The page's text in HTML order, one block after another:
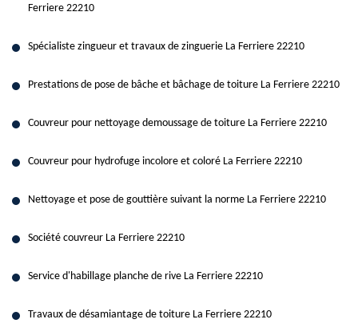
Ferriere 22210
Spécialiste zingueur et travaux de zinguerie La Ferriere 22210
Prestations de pose de bâche et bâchage de toiture La Ferriere 22210
Couvreur pour nettoyage demoussage de toiture La Ferriere 22210
Couvreur pour hydrofuge incolore et coloré La Ferriere 22210
Nettoyage et pose de gouttière suivant la norme La Ferriere 22210
Société couvreur La Ferriere 22210
Service d'habillage planche de rive La Ferriere 22210
Travaux de désamiantage de toiture La Ferriere 22210